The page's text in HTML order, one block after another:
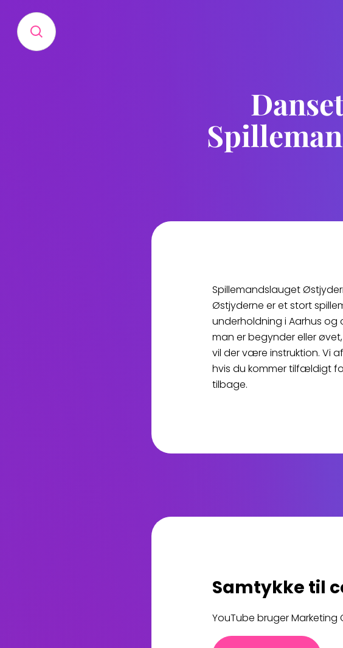
Spillemandslauget
Østjyderne er et stort
underholdning i Aarhus og
man er begynder eller
vil der være instruktion. Vi
hvis du kommer tilfældigt
tilbage.
Samtykke til
YouTube bruger Marketing